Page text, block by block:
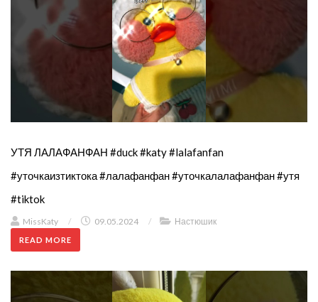
УТЯ ЛАЛАФАНФАН #duck #katy #lalafanfan
#уточкаизтиктока #лалафанфан #уточкалалафанфан #утя
#tiktok
MissKaty / 09.05.2024 / Настюшик
READ MORE